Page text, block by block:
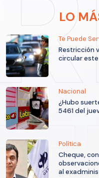
LO
Te Puede
Restricción
circular
Nacional
¿Hubo
5461 del
Política
Cheque,
al